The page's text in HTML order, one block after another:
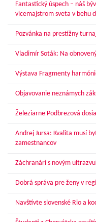
Fantastický úspech – náš
vicemajstrom sveta v behu
Pozvánka na prestížny
Vladimír Soták: Na
Výstava Fragmenty
Objavovanie neznámych
Železiarne Podbrezová
Andrej Jursa: Kvalita musí
zamestnancov
Záchranári s novým
Dobrá správa pre ženy v
Navštívte slovenské Rio a